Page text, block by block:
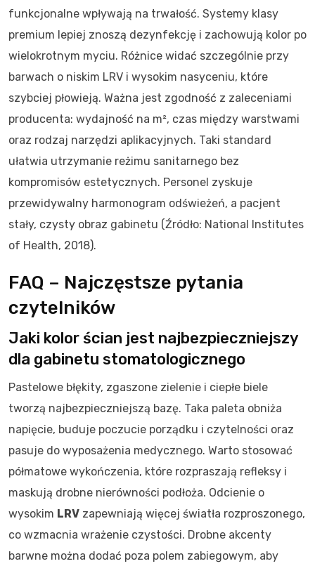
funkcjonalne wpływają na trwałość. Systemy klasy
premium lepiej znoszą dezynfekcję i zachowują kolor po
wielokrotnym myciu. Różnice widać szczególnie przy
barwach o niskim LRV i wysokim nasyceniu, które
szybciej płowieją. Ważna jest zgodność z zaleceniami
producenta: wydajność na m², czas między warstwami
oraz rodzaj narzędzi aplikacyjnych. Taki standard
ułatwia utrzymanie reżimu sanitarnego bez
kompromisów estetycznych. Personel zyskuje
przewidywalny harmonogram odświeżeń, a pacjent
stały, czysty obraz gabinetu (Źródło: National Institutes
of Health, 2018).
FAQ – Najczęstsze pytania
czytelników
Jaki kolor ścian jest najbezpieczniejszy
dla gabinetu stomatologicznego
Pastelowe błękity, zgaszone zielenie i ciepłe biele
tworzą najbezpieczniejszą bazę. Taka paleta obniża
napięcie, buduje poczucie porządku i czytelności oraz
pasuje do wyposażenia medycznego. Warto stosować
półmatowe wykończenia, które rozpraszają refleksy i
maskują drobne nierówności podłoża. Odcienie o
wysokim LRV zapewniają więcej światła rozproszonego,
co wzmacnia wrażenie czystości. Drobne akcenty
barwne można dodać poza polem zabiegowym, aby